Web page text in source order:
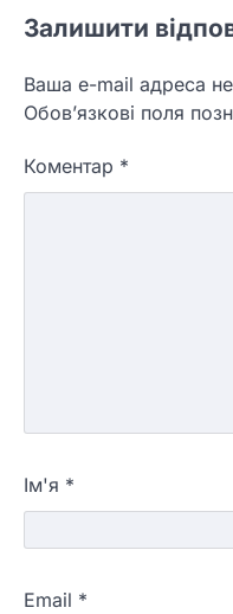
Залишити
Ваша e-mail адреса
Обов’язкові поля
Коментар *
Ім'я *
Email *